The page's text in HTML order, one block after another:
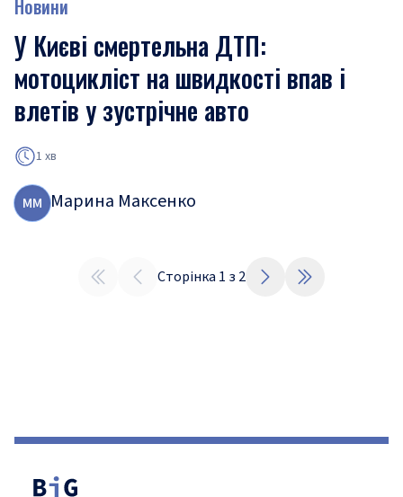
Новини
У Києві смертельна ДТП:
мотоцикліст на швидкості впав і
влетів у зустрічне авто
1 хв
ММ Марина Максенко
Сторінка 1 з 2